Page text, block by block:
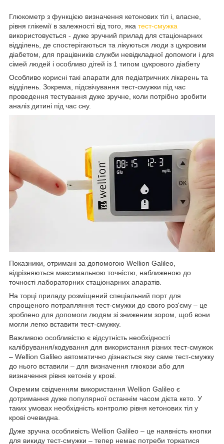
Глюкометр з функцією визначення кетонових тіл і, власне,
рівня глікемії в залежності від того, яка тест-смужка
використовується - дуже зручний прилад для стаціонарних
відділень, де спостерігаються та лікуються люди з цукровим
діабетом, для працівників служби невідкладної допомоги і для
сімей людей і особливо дітей із 1 типом цукрового діабету
Особливо корисні такі апарати для педіатричних лікарень та
відділень. Зокрема, підсвічування тест-смужки під час
проведення тестування дуже зручне, коли потрібно зробити
аналіз дитині під час сну.
Показники, отримані за допомогою Wellion Galileo,
відрізняються максимальною точністю, наближеною до
точності лабораторних стаціонарних апаратів.
На торці приладу розміщений спеціальний порт для
спрощеного потрапляння тест-смужки до свого роз'єму – це
зроблено для допомоги людям зі зниженим зором, щоб вони
могли легко вставити тест-смужку.
Важливою особливістю є відсутність необхідності
калібрування/кодування для використання різних тест-смужок
– Wellion Galileo автоматично дізнається яку саме тест-смужку
до нього вставили – для визначення глюкози або для
визначення рівня кетонів у крові.
Окремим свідченням використання Wellion Galileo є
дотримання дуже популярної останнім часом дієта кето. У
таких умовах необхідність контролю рівня кетонових тіл у
крові очевидна.
Дуже зручна особливість Wellion Galileo – це наявність кнопки
для викиду тест-смужки – тепер немає потреби торкатися